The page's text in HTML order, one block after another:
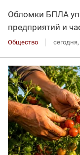
Обломки БПЛА
предприятий и
Общество сегодня,